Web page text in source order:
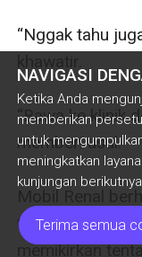
NAVIGASI
Ketika Anda
memberikan
untuk
meningkatkan
kunjungan
Terima semua